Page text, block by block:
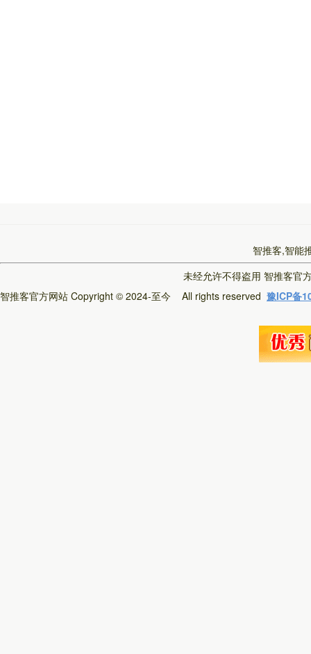
智推客,智能
未经允许不得盗用 智推客官
智推客官方网站 Copyright © 2024-至今 All rights reserved 豫ICP备